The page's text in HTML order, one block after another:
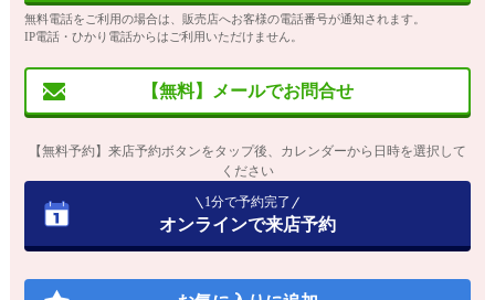
無料電話をご利用の場合は、販売店へお客様の電話番号が通知されます。
IP電話・ひかり電話からはご利用いただけません。
【無料】メールでお問合せ
【無料予約】来店予約ボタンをタップ後、カレンダーから日時を選択して
ください
1分で予約完了
オンラインで来店予約